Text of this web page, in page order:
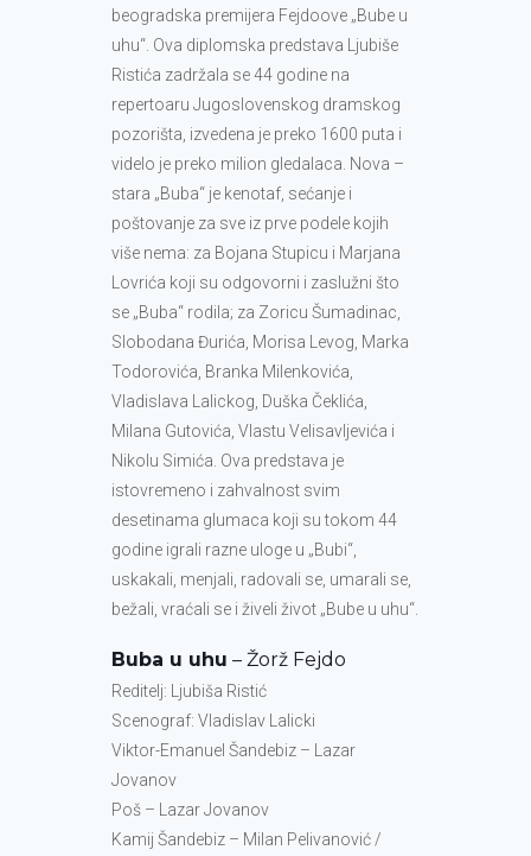
beogradska premijera Fejdoove „Bube u
uhu“. Ova diplomska predstava Ljubiše
Ristića zadržala se 44 godine na
repertoaru Jugoslovenskog dramskog
pozorišta, izvedena je preko 1600 puta i
videlo je preko milion gledalaca. Nova –
stara „Buba“ je kenotaf, sećanje i
poštovanje za sve iz prve podele kojih
više nema: za Bojana Stupicu i Marjana
Lovrića koji su odgovorni i zaslužni što
se „Buba“ rodila; za Zoricu Šumadinac,
Slobodana Đurića, Morisa Levog, Marka
Todorovića, Branka Milenkovića,
Vladislava Lalickog, Duška Čeklića,
Milana Gutovića, Vlastu Velisavljevića i
Nikolu Simića. Ova predstava je
istovremeno i zahvalnost svim
desetinama glumaca koji su tokom 44
godine igrali razne uloge u „Bubi“,
uskakali, menjali, radovali se, umarali se,
bežali, vraćali se i živeli život „Bube u uhu“.
Buba u uhu – Žorž Fejdo
Reditelj: Ljubiša Ristić
Scenograf: Vladislav Lalicki
Viktor-Emanuel Šandebiz – Lazar
Jovanov
Poš – Lazar Jovanov
Kamij Šandebiz – Milan Pelivanović /